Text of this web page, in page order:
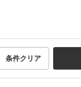
条件クリア